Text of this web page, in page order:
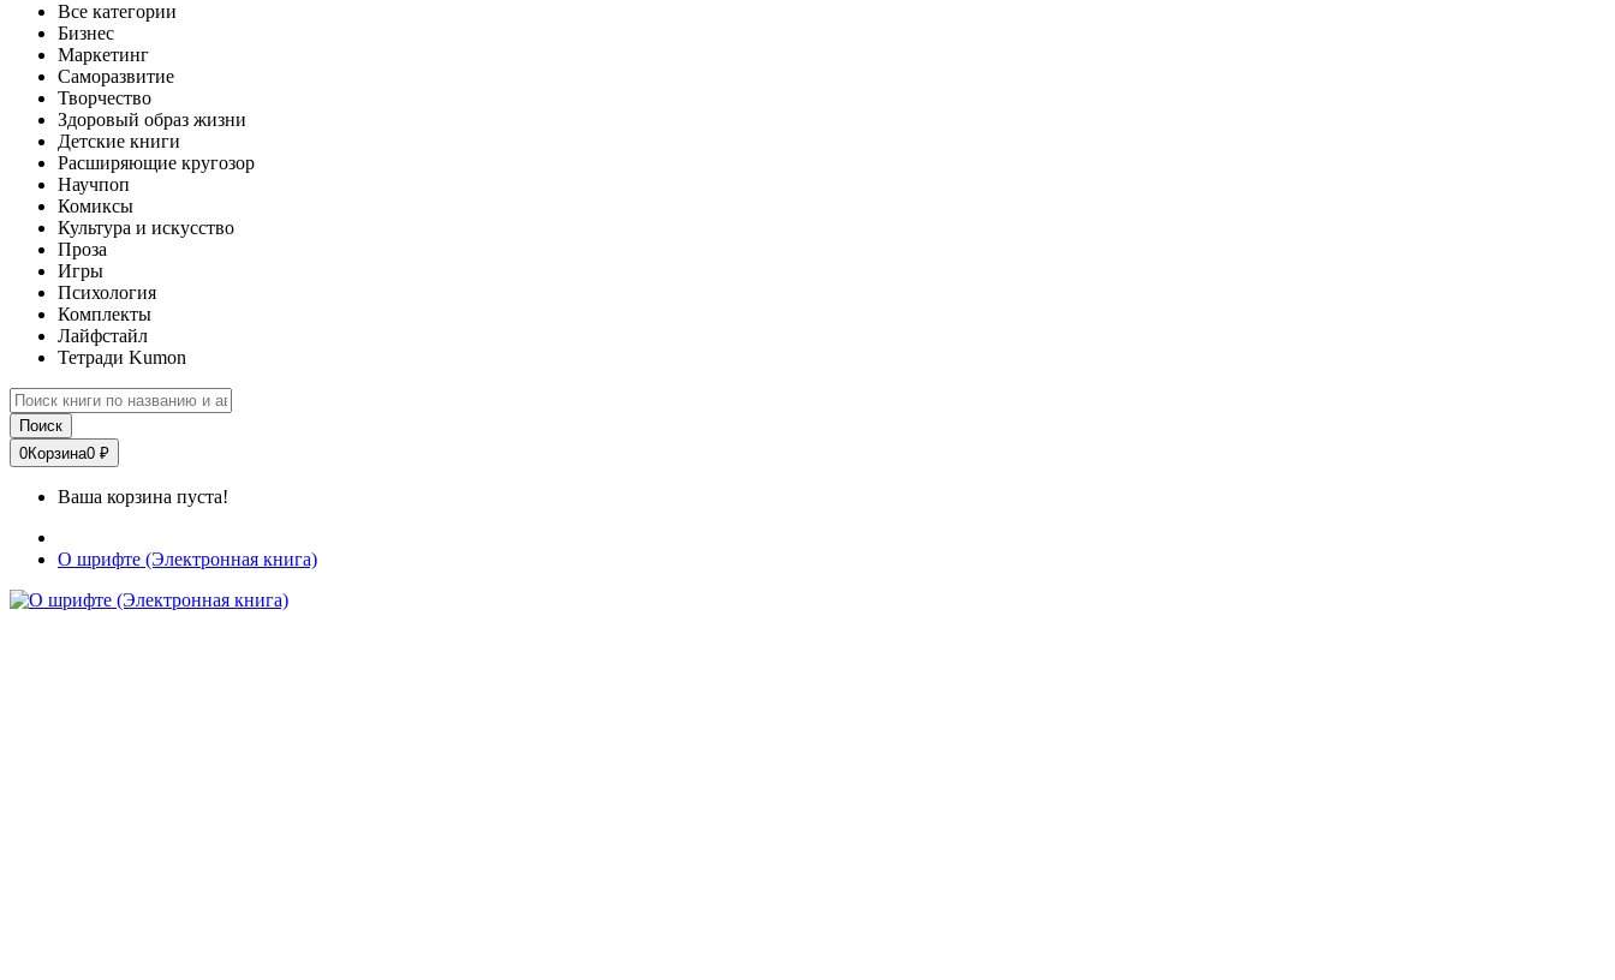
Все категории
Бизнес
Маркетинг
Саморазвитие
Творчество
Здоровый образ жизни
Детские книги
Расширяющие кругозор
Научпоп
Комиксы
Культура и искусство
Проза
Игры
Психология
Комплекты
Лайфстайл
Тетради Kumon
Поиск
0Корзина0 ₽
Ваша корзина пуста!
О шрифте (Электронная книга)